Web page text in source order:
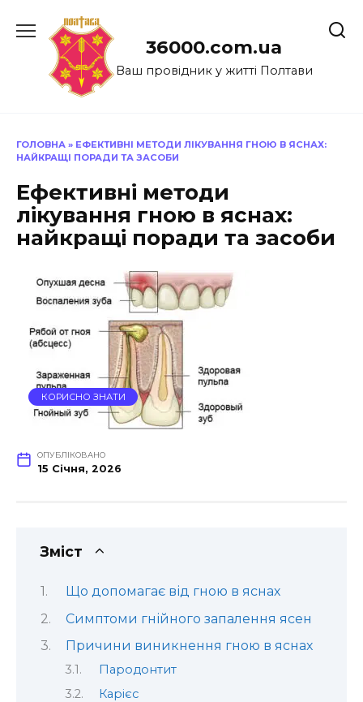
до
36000.com.ua
Ваш провідник у житті Полтави
ГОЛОВНА » ЕФЕКТИВНІ МЕТОДИ ЛІКУВАННЯ ГНОЮ В ЯСНАХ:
НАЙКРАЩІ ПОРАДИ ТА ЗАСОБИ
Ефективні методи
лікування гною в яснах:
найкращі поради та засоби
КОРИСНО ЗНАТИ
ОПУБЛІКОВАНО
15 Січня, 2026
Зміст
Що допомагає від гною в яснах
Симптоми гнійного запалення ясен
Причини виникнення гною в яснах
Пародонтит
Карієс